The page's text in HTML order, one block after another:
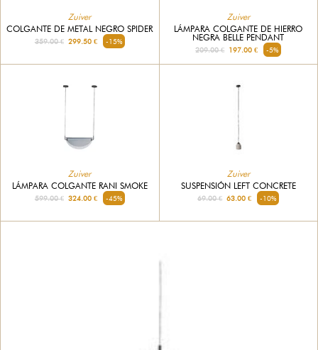
Zuiver
COLGANTE DE METAL NEGRO SPIDER
359.00 €299.50 € -15%
Zuiver
LÁMPARA COLGANTE DE HIERRO
NEGRA BELLE PENDANT
209.00 € 197.00 € -5%
Zuiver
LÁMPARA COLGANTE RANI SMOKE
599.00 €324.00 € -45%
Zuiver
SUSPENSIÓN LEFT CONCRETE
69.00 € 63.00 € -10%